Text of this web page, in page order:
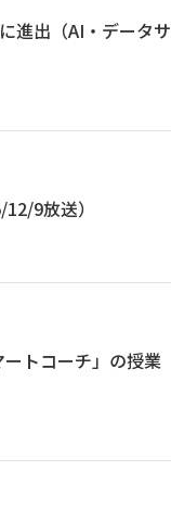
進出（AI・データサ
9放送）
トコーチ」の授業